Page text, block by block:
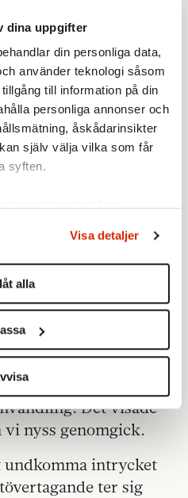
dina uppgifter
din personliga data,
använder teknologi såsom
till information på din
personliga annonser och
åskådarinsikter
själv välja vilka som får
syften.
ditt samtycke när som
för att anpassa innehållet
vår trafik. Vi
identifierare och annan
de sociala medier och
vi samarbetar med.
informationen med annan
eller som de har
hanterar personuppgifter
Visa detaljer
alla
känslodrivna,
lössläppta
fjärran från stoicism
lätt byte för en
Det visade
nyss genomgick.
intrycket
ter sig